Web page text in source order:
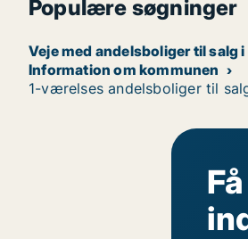
Populære søgninger
Veje med andelsboliger til salg
Information om kommunen
1-værelses andelsboliger til